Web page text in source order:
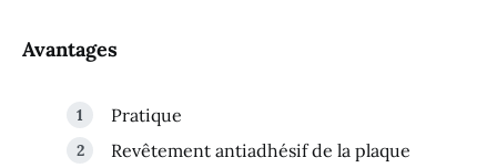
Avantages
Pratique
Revêtement antiadhésif de la plaque